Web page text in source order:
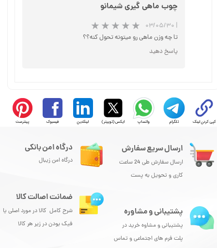
★★★★ ★
چوب ماهی گیری شیمانو
| ۰۳/۰۵/۳۰
تا چه وزن ماهی رو میتونه تحول کنه؟؟
پاسخ دهید
کپی کردن لینک تلگرام واتساپ ایکس (توییتر) لینکدین فیسبوک پینترست
ارسال سریع سفارش
ارسال سفارش طی 24 ساعت
کاری و تحویل به پست
درگاه امن بانکی
درگاه امن زیبال
پشتیبانی و مشاوره
پشتیبانی و مشاوه خرید در
پلت فرم های اجتماعی و تماس
ضمانت اصالت کالا
شرح کامل کالا در مورد اصلی یا
فیک بودن در زیر هر کالا